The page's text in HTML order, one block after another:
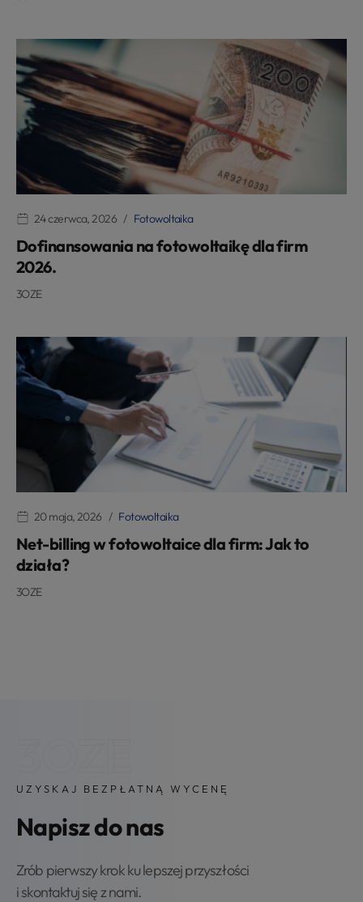
24 czerwca, 2026 Fotowoltaika
Dofinansowania na fotowoltaikę dla firm
2026.
3OZE
20 maja, 2026 Fotowoltaika
Net-billing w fotowoltaice dla firm: Jak to
działa?
3OZE
UZYSKAJ BEZPŁATNĄ WYCENĘ
Napisz do nas
Zrób pierwszy krok ku lepszej przyszłości
i skontaktuj się z nami.